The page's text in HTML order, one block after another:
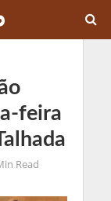
feira
Read